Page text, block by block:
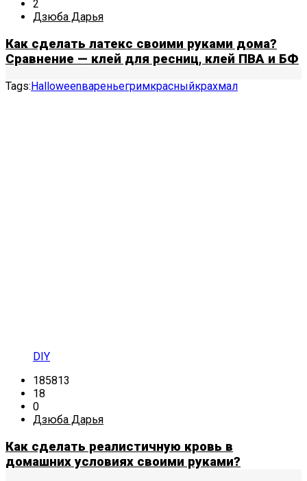
2
Дзюба Дарья
Как сделать латекс своими руками дома?
Сравнение — клей для ресниц, клей ПВА и БФ
Tags:Halloweenвареньегримкрасныйкрахмал
DIY
185813
18
0
Дзюба Дарья
Как сделать реалистичную кровь в
домашних условиях своими руками?